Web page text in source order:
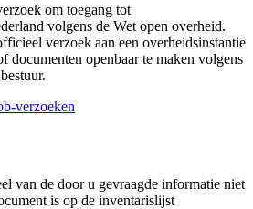
om toegang tot
volgens de Wet open overheid.
verzoek aan een overheidsinstantie
documenten openbaar te maken volgens
verzoeken
van de door u gevraagde informatie niet
is op de inventarislijst